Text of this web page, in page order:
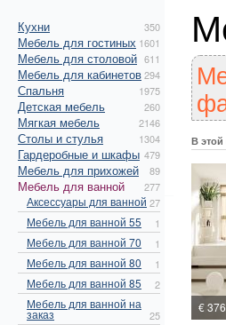
Кухни 350
Мебель для гостиных 1601
Мебель для столовой 611
Мебель для кабинетов294
Спальня 1975
Детская мебель 260
Мягкая мебель 2146
Столы и стулья 1304
Гардеробные и шкафы 479
Мебель для прихожей 89
Мебель для ванной 277
Аксессуары для ванной 27
Мебель для ванной 55 1
Мебель для ванной 70 1
Мебель для ванной 80 1
Мебель для ванной 85 2
Мебель для ванной на
заказ 25
В этой
€ 376